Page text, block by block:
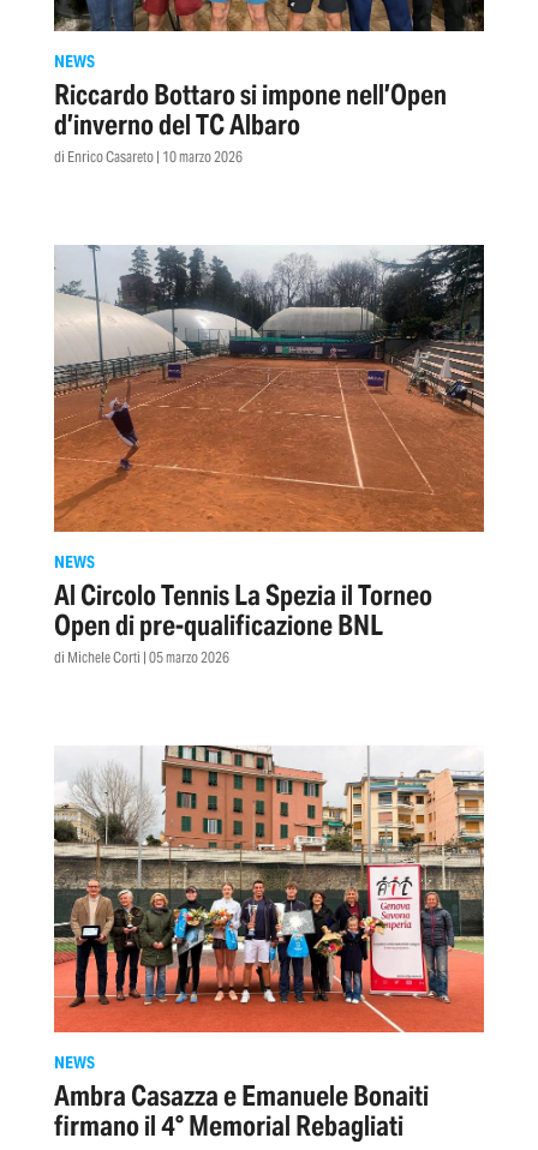
NEWS
Riccardo Bottaro si impone nell’Open
d’inverno del TC Albaro
di Enrico Casareto | 10 marzo 2026
NEWS
Al Circolo Tennis La Spezia il Torneo
Open di pre-qualificazione BNL
di Michele Corti | 05 marzo 2026
NEWS
Ambra Casazza e Emanuele Bonaiti
firmano il 4° Memorial Rebagliati